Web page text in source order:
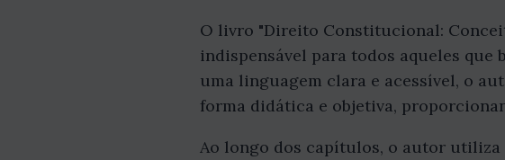
O livro "Direito Constitucional:
indispensável para todos aqueles
uma linguagem clara e acessível, o
forma didática e objetiva,
Ao longo dos capítulos, o autor